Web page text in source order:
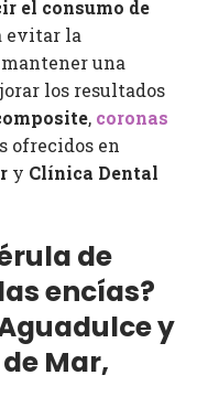
el consumo de
evitar la
una
los resultados
, coronas
ofrecidos en
y Clínica Dental
de
encías?
y
Mar,